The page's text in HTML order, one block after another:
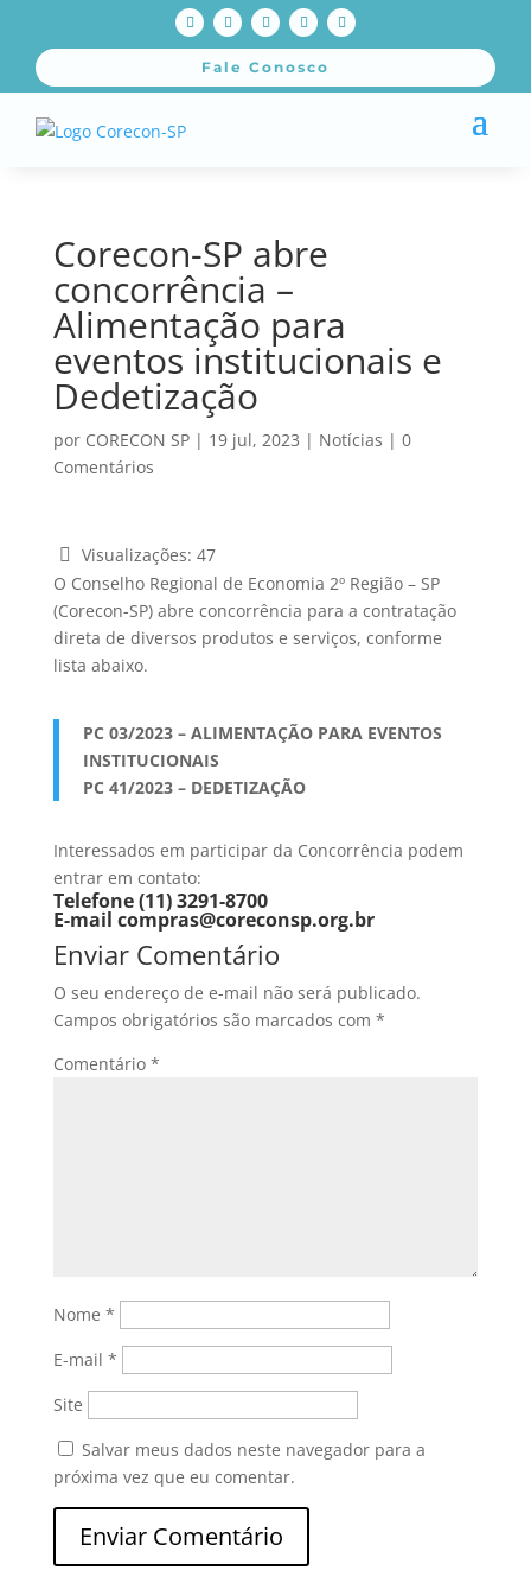
Fale Conosco
Corecon-SP abre
concorrência –
Alimentação para
eventos institucionais e
Dedetização
por CORECON SP| 19 jul, 2023 | Notícias | 0
Comentários
Visualizações: 47
O Conselho Regional de Economia 2º Região – SP
(Corecon-SP) abre concorrência para a contratação
direta de diversos produtos e serviços, conforme
lista abaixo.
PC 03/2023 – ALIMENTAÇÃO PARA EVENTOS
INSTITUCIONAIS
PC 41/2023 – DEDETIZAÇÃO
Interessados em participar da Concorrência podem
entrar em contato:
Telefone (11) 3291-8700
E-mail compras@coreconsp.org.br
Enviar Comentário
O seu endereço de e-mail não será publicado.
Campos obrigatórios são marcados com *
Comentário *
Nome *
E-mail *
Site
Salvar meus dados neste navegador para a
próxima vez que eu comentar.